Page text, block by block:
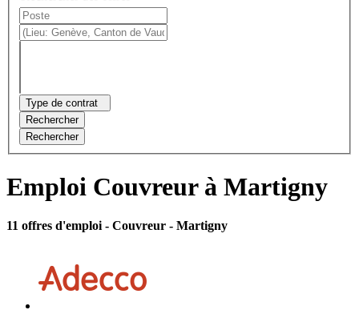
Type de contrat
Rechercher
Rechercher
Emploi Couvreur à Martigny
11 offres d'emploi - Couvreur - Martigny